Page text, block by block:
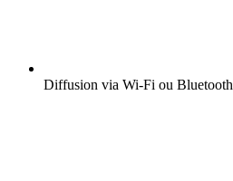
Diffusion via Wi-Fi ou Bluetooth